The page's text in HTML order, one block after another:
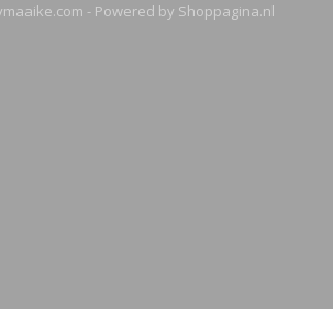
- Powered by Shoppagina.nl